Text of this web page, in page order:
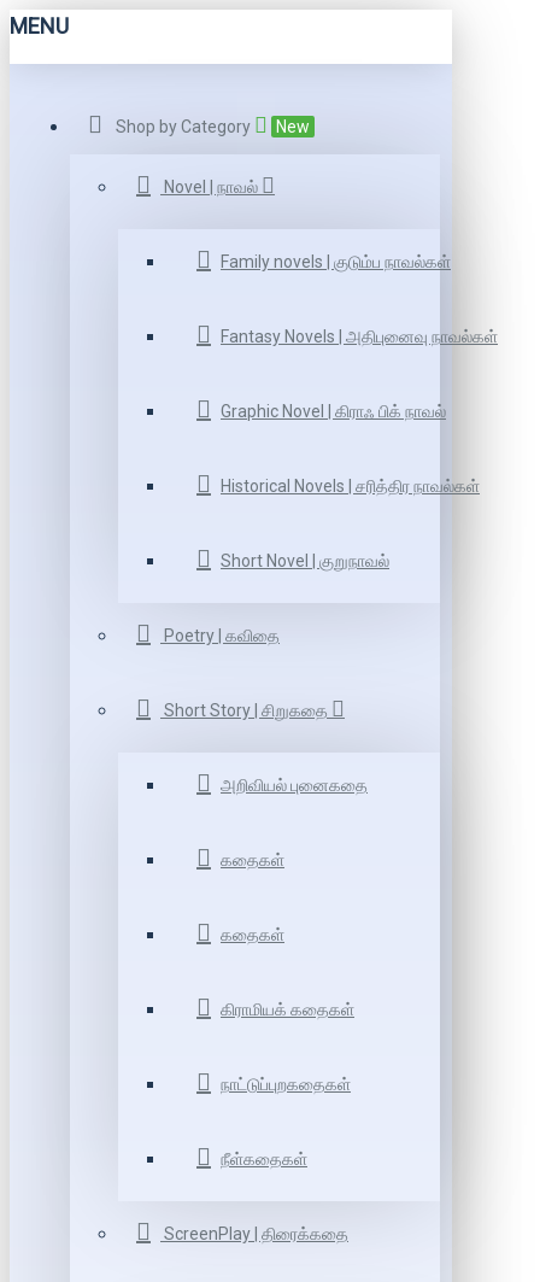
MENU
Shop by Category New
Novel | நாவல்
Family novels | குடும்ப நாவல்கள்
Fantasy Novels | அதிபுனைவு நாவல்கள்
Graphic Novel | கிராஃ பிக் நாவல்
Historical Novels | சரித்திர நாவல்கள்
Short Novel | குறுநாவல்
Poetry | கவிதை
Short Story | சிறுகதை
அறிவியல் புனைகதை
கதைகள்
கதைகள்
கிராமியக் கதைகள்
நாட்டுப்புறகதைகள்
நீள்கதைகள்
ScreenPlay | திரைக்கதை